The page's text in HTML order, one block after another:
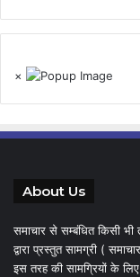
×
About Us
समाचार से सम्बंधित किसी
द्वारा प्रस्तुत सामग्री (
इस तरह की सामग्रियों के